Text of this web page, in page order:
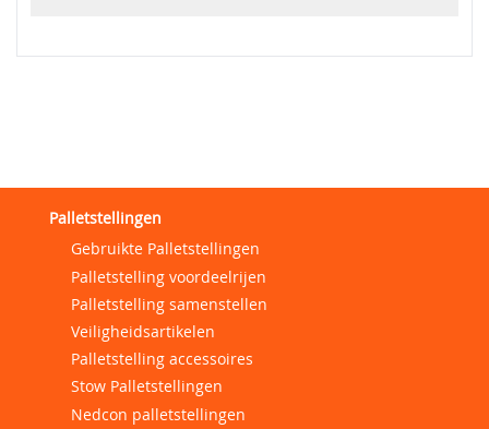
Palletstellingen
Gebruikte Palletstellingen
Palletstelling voordeelrijen
Palletstelling samenstellen
Veiligheidsartikelen
Palletstelling accessoires
Stow Palletstellingen
Nedcon palletstellingen